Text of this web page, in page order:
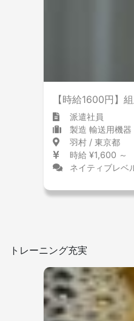
【時給1600円】
派遣社員
製造 輸送用機器（
羽村 / 東京都
時給 ¥1,600 ～
ネイティブレベ
トレーニング充実